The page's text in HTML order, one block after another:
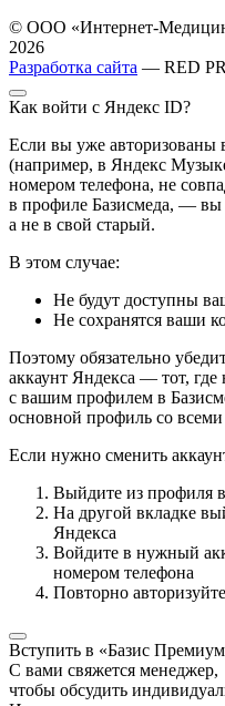
© ООО «Интернет-
2026
Разработка сайта — RED
Как войти с Яндекс ID?
Если вы уже авторизованы
(например, в Яндекс
номером телефона, не
в профиле Базисмеда, —
а не в свой старый.
В этом случае:
Не будут доступны
Не сохранятся ваши
Поэтому обязательно
аккаунт Яндекса — тот, где
с вашим профилем в
основной профиль со
Если нужно сменить
Выйдите из профиля
На другой вкладке
Яндекса
Войдите в нужный
номером телефона
Повторно
Вступить в «Базис
С вами свяжется менеджер,
чтобы обсудить